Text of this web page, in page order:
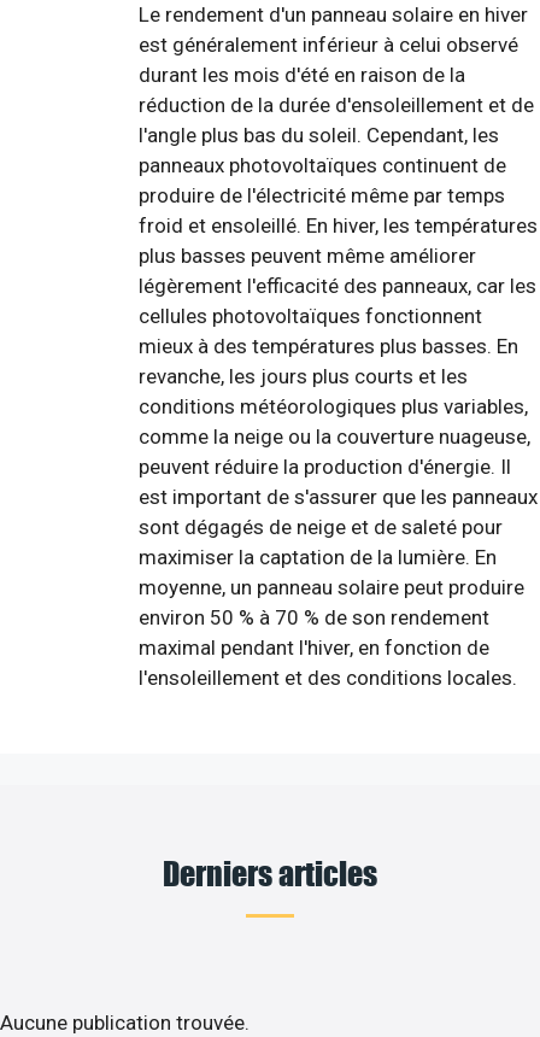
Le rendement d'un panneau solaire en hiver
est généralement inférieur à celui observé
durant les mois d'été en raison de la
réduction de la durée d'ensoleillement et de
l'angle plus bas du soleil. Cependant, les
panneaux photovoltaïques continuent de
produire de l'électricité même par temps
froid et ensoleillé. En hiver, les températures
plus basses peuvent même améliorer
légèrement l'efficacité des panneaux, car les
cellules photovoltaïques fonctionnent
mieux à des températures plus basses. En
revanche, les jours plus courts et les
conditions météorologiques plus variables,
comme la neige ou la couverture nuageuse,
peuvent réduire la production d'énergie. Il
est important de s'assurer que les panneaux
sont dégagés de neige et de saleté pour
maximiser la captation de la lumière. En
moyenne, un panneau solaire peut produire
environ 50 % à 70 % de son rendement
maximal pendant l'hiver, en fonction de
l'ensoleillement et des conditions locales.
Derniers articles
Aucune publication trouvée.